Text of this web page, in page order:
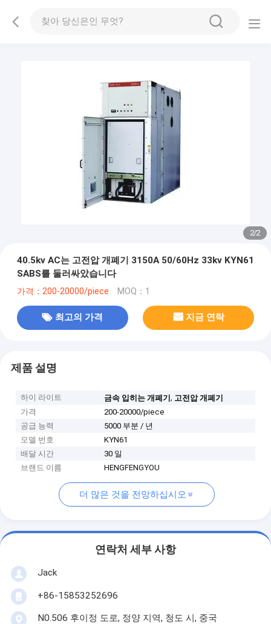
2/2
40.5kv AC는 고전압 개폐기 3150A 50/60Hz 33kv KYN61
SABS를 둘러싸았습니다
가격：200-20000/piece MOQ：1
최고의 가격 지금 연락
제품 설명
하이 라이트 금속 입히는 개폐기, 고전압 개폐기
가격
200-20000/piece
공급 능력
5000 부분 / 년
모델 번호
KYN61
배달 시간
30 일
브랜드 이름
HENGFENGYOU
더 많은 것을 전망하십시오
연락처 세부 사항
Jack
+86-15853252696
N0.506 후이정 도로, 정양 지역, 청도 시, 중국